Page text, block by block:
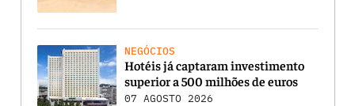
NEGÓCIOS
Hotéis já captaram investimento
superior a 500 milhões de euros
07 AGOSTO 2026